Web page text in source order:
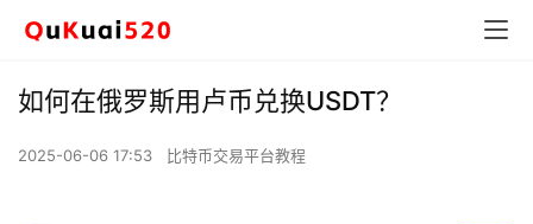
如何在俄罗斯用卢币兑换USDT？
2025-06-06 17:53 比特币交易平台教程